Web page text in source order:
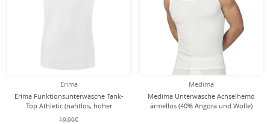
Erima
Erima Funktionsunterwäsche Tank-
Top Athletic (nahtlos, hoher
Tragekomfort) weiss Herren
19,90€
Medima
Medima Unterwäsche Achselhemd
ärmellos (40% Angora und Wolle)